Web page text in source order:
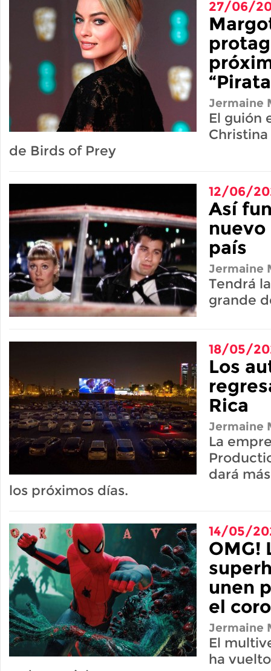
27/06/
Jermaine
El guión
de Birds of Prey
12/06/
Así
país
Jermaine
Tendrá
grande
18/05/
Los
Rica
Jermaine
La
dará
los próximos días.
14/05/
OMG!
unen
el
Jermaine
El
ha